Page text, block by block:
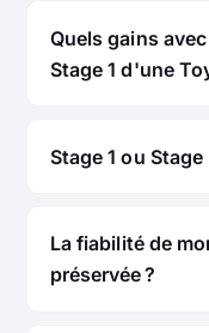
Quels gains
Stage 1 d'une
Stage 1 ou
La fiabilité de
préservée ?